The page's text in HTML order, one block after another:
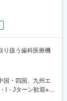
り扱う歯科医療機
国・四国、九州エ
I・Jターン歓迎※地
リア＞■北海道営業